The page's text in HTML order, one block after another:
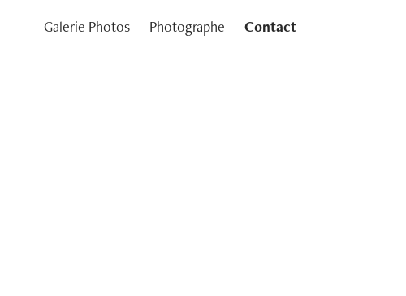
Galerie Photos Photographe Contact